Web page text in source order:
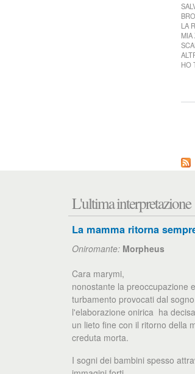
LA
MIA
HO
P
g
i
L'ultima interpretazione
La mamma ritorna
Oniromante: Morpheus
Cara marymi,
nonostante la preoccupazione
turbamento provocati dal
l'elaborazione onirica ha
un lieto fine con il ritorno della
creduta morta.
I sogni dei bambini spesso